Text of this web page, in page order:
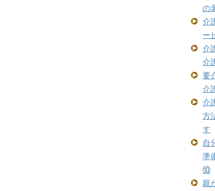
の
介
ー
介
介
要
介
介
方
す
自
準
⑩
親